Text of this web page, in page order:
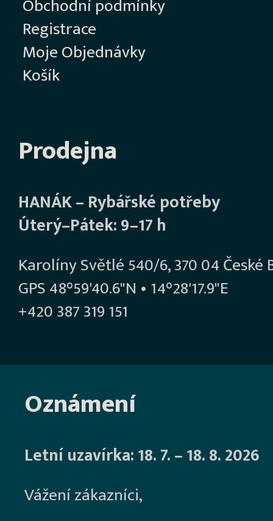
Obchodní podmínky
Registrace
Moje Objednávky
Košík
Prodejna
HANÁK – Rybářské potřeby
Úterý–Pátek: 9–17 h
Karolíny Světlé 540/6, 370 04 České
GPS 48°59'40.6"N • 14°28'17.9"E
+420 387 319 151
Oznámení
Letní uzavírka: 18. 7. – 18. 8. 2026
Vážení zákazníci,